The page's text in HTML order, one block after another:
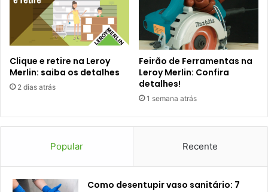
Clique e retire na Leroy
Merlin: saiba os detalhes
2 dias atrás
Feirão de Ferramentas na
Leroy Merlin: Confira
detalhes!
1 semana atrás
Popular Recente
Como desentupir vaso sanitário: 7